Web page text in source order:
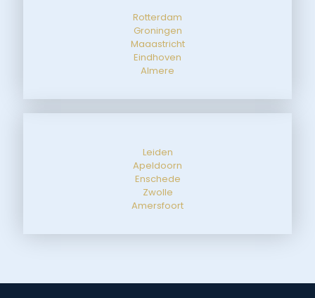
Rotterdam
Groningen
Maaastricht
Eindhoven
Almere
Leiden
Apeldoorn
Enschede
Zwolle
Amersfoort